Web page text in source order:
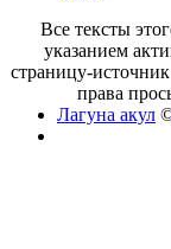
Все тексты
указанием
страницу-
права
Лагуна акул